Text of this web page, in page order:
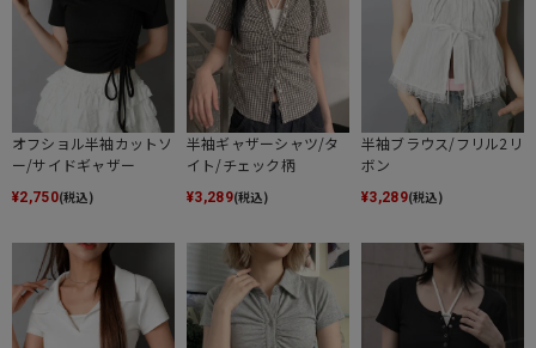
オフショル半袖カットソ
ー/サイドギャザー
¥2,750(税込)
半袖ギャザーシャツ/タ
イト/チェック柄
¥3,289(税込)
半袖ブラウス/フリル2リ
ボン
¥3,289(税込)